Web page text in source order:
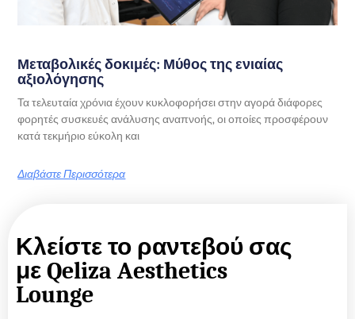
Μεταβολικές δοκιμές: Μύθος της ενιαίας
αξιολόγησης
Τα τελευταία χρόνια έχουν κυκλοφορήσει στην αγορά διάφορες
φορητές συσκευές ανάλυσης αναπνοής, οι οποίες προσφέρουν
κατά τεκμήριο εύκολη και
Διαβάστε Περισσότερα
Κλείστε το ραντεβού σας
με Qeliza Aesthetics
Lounge